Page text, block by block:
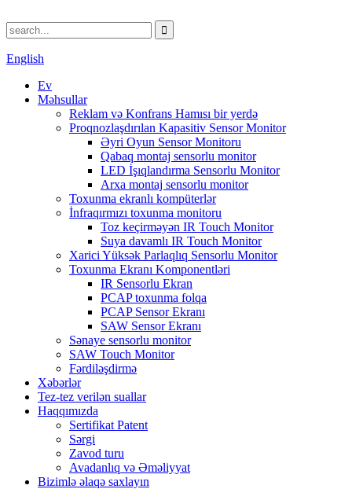
English
Ev
Məhsullar
Reklam və Konfrans Hamısı bir yerdə
Proqnozlaşdırılan Kapasitiv Sensor Monitor
Əyri Oyun Sensor Monitoru
Qabaq montaj sensorlu monitor
LED İşıqlandırma Sensorlu Monitor
Arxa montaj sensorlu monitor
Toxunma ekranlı kompüterlər
İnfraqırmızı toxunma monitoru
Toz keçirməyən IR Touch Monitor
Suya davamlı IR Touch Monitor
Xarici Yüksək Parlaqlıq Sensorlu Monitor
Toxunma Ekranı Komponentləri
IR Sensorlu Ekran
PCAP toxunma folqa
PCAP Sensor Ekranı
SAW Sensor Ekranı
Sənaye sensorlu monitor
SAW Touch Monitor
Fərdiləşdirmə
Xəbərlər
Tez-tez verilən suallar
Haqqımızda
Sertifikat Patent
Sərgi
Zavod turu
Avadanlıq və Əməliyyat
Bizimlə əlaqə saxlayın